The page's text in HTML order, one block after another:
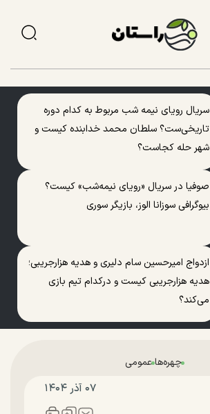
سریال رویای نیمه شب مربوط به کدام دوره
تاریخی‌ست؟ سلطان محمد خدابنده کیست و
شهر حله کجاست؟
صوفیا در سریال «رویای نیمه‌شب» کیست؟
بیوگرافی سوزانا الوز، بازیگر سوری
ازدواج امیرحسین سام دلیری و هدیه هزارجریبی؛
هدیه هزارجریبی کیست و درکدام تیم بازی
می‌کند؟
چهره‌هاعمومی
۰۷ آذر ۱۴۰۴